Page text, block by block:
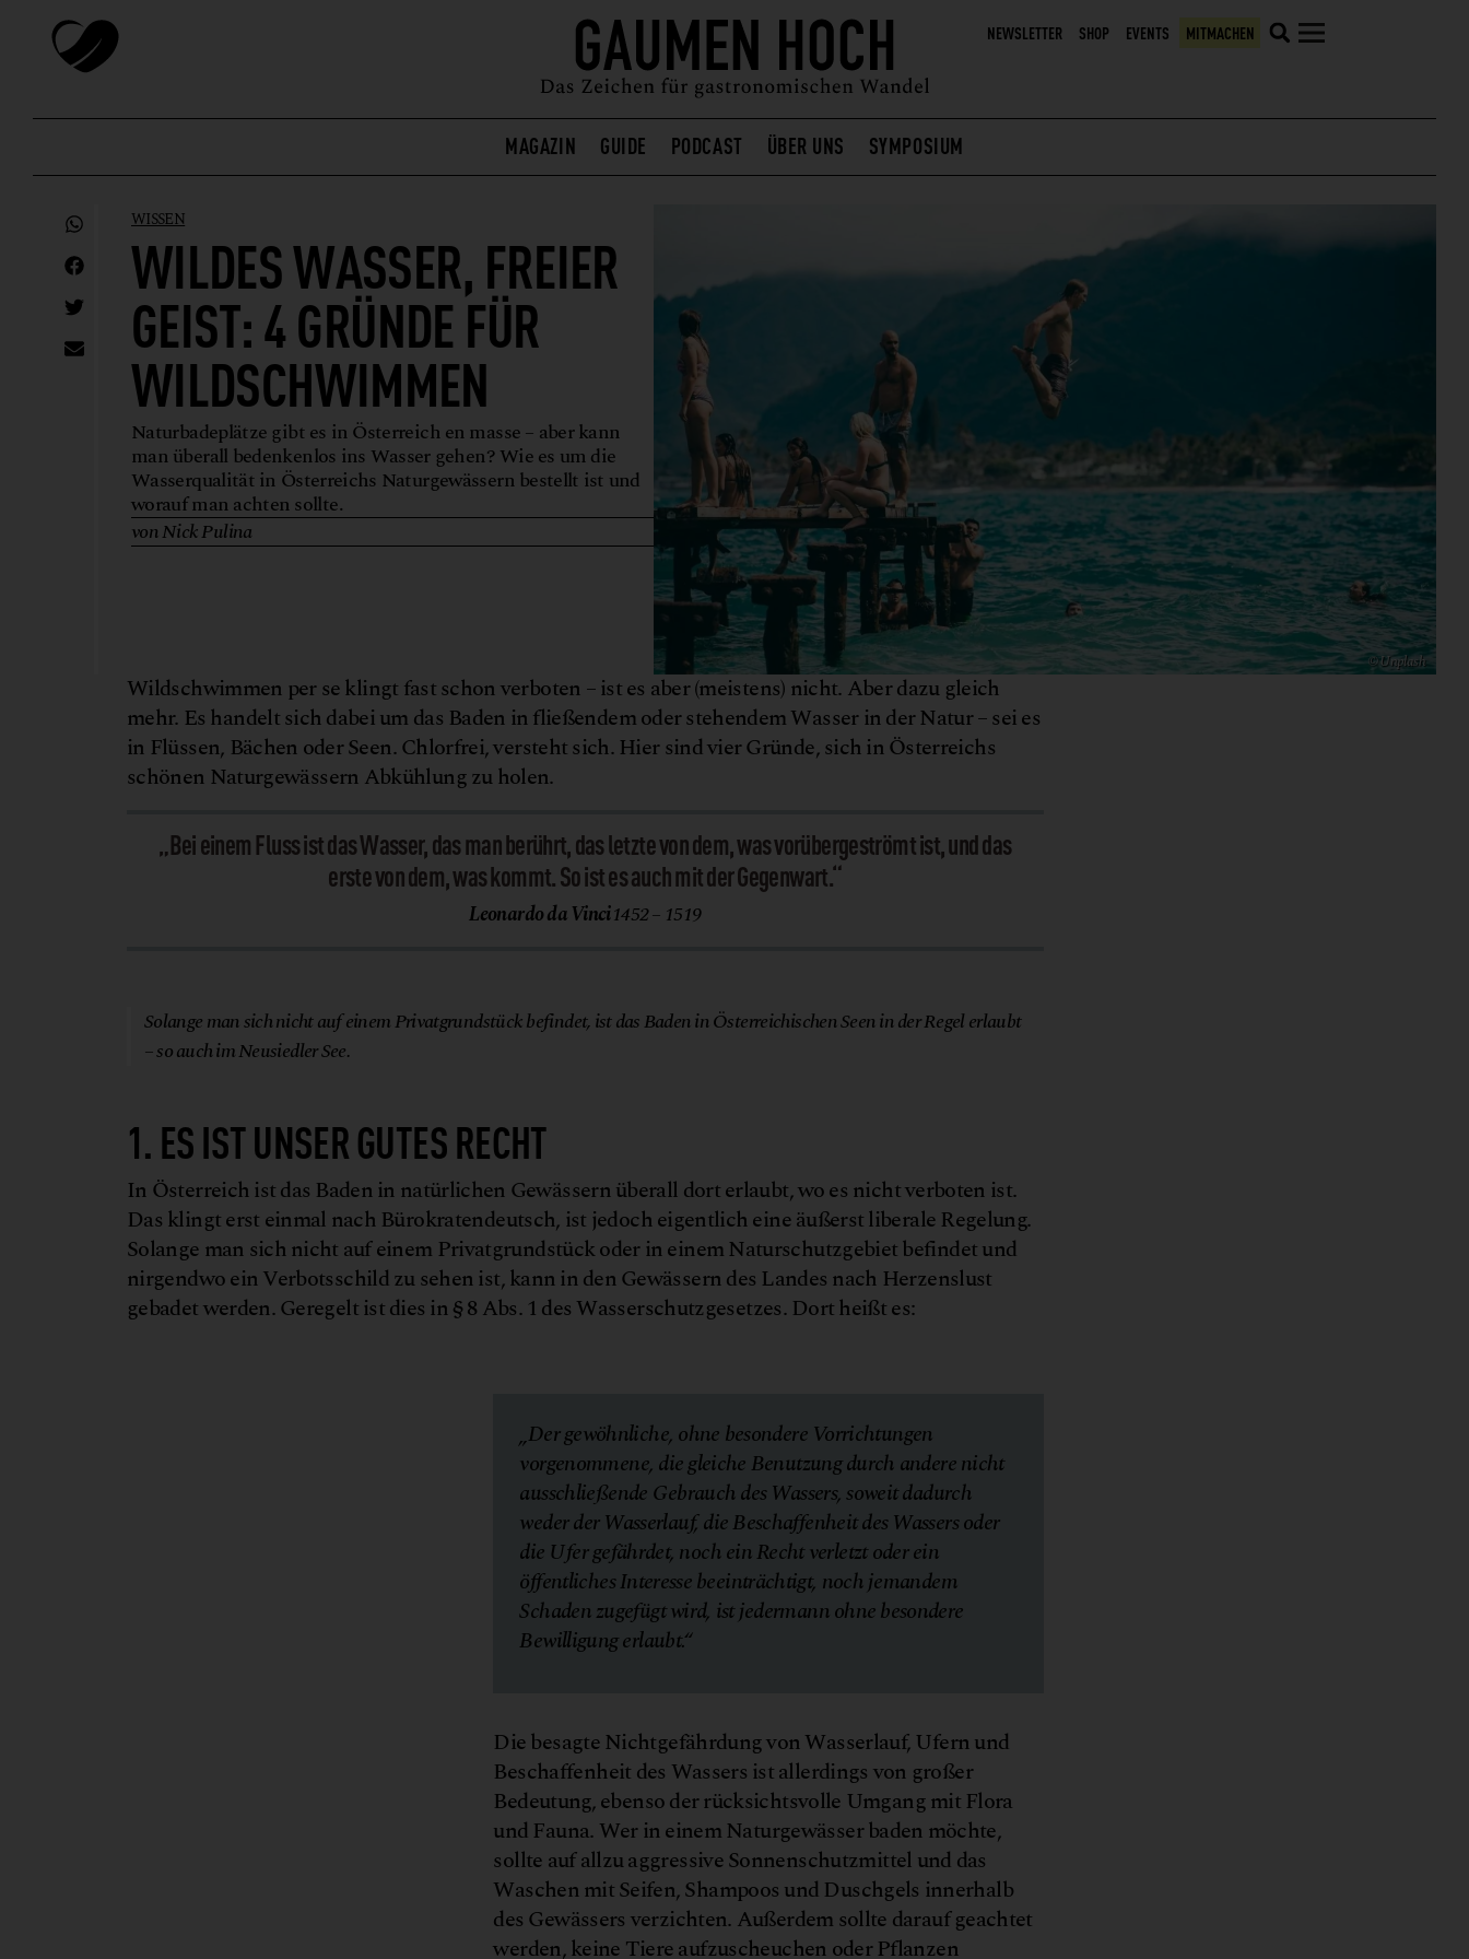
NEWSLETTER SHOP EVENTS MITMACHEN
MAGAZIN GUIDE PODCAST ÜBER UNS SYMPOSIUM
WISSEN
WILDES WASSER, FREIER
GEIST: 4 GRÜNDE FÜR
WILDSCHWIMMEN
Naturbadeplätze gibt es in Österreich en masse – aber kann
man überall bedenkenlos ins Wasser gehen? Wie es um die
Wasserqualität in Österreichs Naturgewässern bestellt ist und
worauf man achten sollte.
von Nick Pulina
© Unplash
Wildschwimmen per se klingt fast schon verboten – ist es aber (meistens) nicht. Aber dazu gleich
mehr. Es handelt sich dabei um das Baden in fließendem oder stehendem Wasser in der Natur – sei es
in Flüssen, Bächen oder Seen. Chlorfrei, versteht sich. Hier sind vier Gründe, sich in Österreichs
schönen Naturgewässern Abkühlung zu holen.
„Bei einem Fluss ist das Wasser, das man berührt, das letzte von dem, was vorübergeströmt ist, und das
erste von dem, was kommt. So ist es auch mit der Gegenwart.“
Leonardo da Vinci1452 – 1519
Solange man sich nicht auf einem Privatgrundstück befindet, ist das Baden in Österreichischen Seen in der Regel erlaubt
– so auch im Neusiedler See.
1. ES IST UNSER GUTES RECHT
In Österreich ist das Baden in natürlichen Gewässern überall dort erlaubt, wo es nicht verboten ist.
Das klingt erst einmal nach Bürokratendeutsch, ist jedoch eigentlich eine äußerst liberale Regelung.
Solange man sich nicht auf einem Privatgrundstück oder in einem Naturschutzgebiet befindet und
nirgendwo ein Verbotsschild zu sehen ist, kann in den Gewässern des Landes nach Herzenslust
gebadet werden. Geregelt ist dies in § 8 Abs. 1 des Wasserschutzgesetzes. Dort heißt es:
„Der gewöhnliche, ohne besondere Vorrichtungen
vorgenommene, die gleiche Benutzung durch andere nicht
ausschließende Gebrauch des Wassers, soweit dadurch
weder der Wasserlauf, die Beschaffenheit des Wassers oder
die Ufer gefährdet, noch ein Recht verletzt oder ein
öffentliches Interesse beeinträchtigt, noch jemandem
Schaden zugefügt wird, ist jedermann ohne besondere
Bewilligung erlaubt.“
Die besagte Nichtgefährdung von Wasserlauf, Ufern und
Beschaffenheit des Wassers ist allerdings von großer
Bedeutung, ebenso der rücksichtsvolle Umgang mit Flora
und Fauna. Wer in einem Naturgewässer baden möchte,
sollte auf allzu aggressive Sonnenschutzmittel und das
Waschen mit Seifen, Shampoos und Duschgels innerhalb
des Gewässers verzichten. Außerdem sollte darauf geachtet
werden, keine Tiere aufzuscheuchen oder Pflanzen